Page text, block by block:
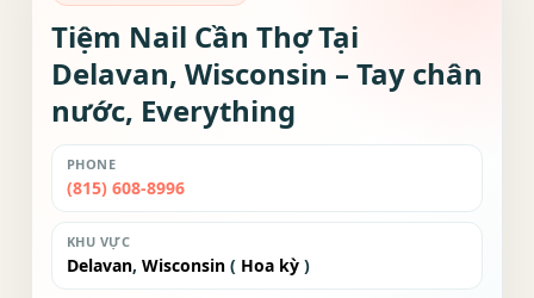
Tiệm Nail Cần Thợ Tại
Delavan, Wisconsin – Tay chân
nước, Everything
PHONE
(815) 608-8996
KHU VỰC
Delavan, Wisconsin ( Hoa kỳ )